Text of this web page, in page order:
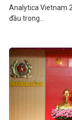
Analytica Vietnam
đầu trong...